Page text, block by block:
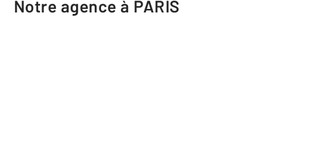
Notre agence à PARIS